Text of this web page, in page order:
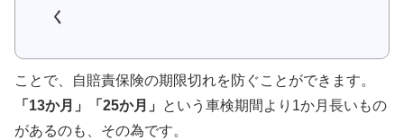
く
ことで、自賠責保険の期限切れを防ぐことができます。
「13か月」「25か月」
という車検期間より1か月長いもの
があるのも、その為です。